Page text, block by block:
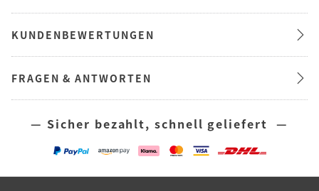
KUNDENBEWERTUNGEN
FRAGEN & ANTWORTEN
— Sicher bezahlt, schnell geliefert —